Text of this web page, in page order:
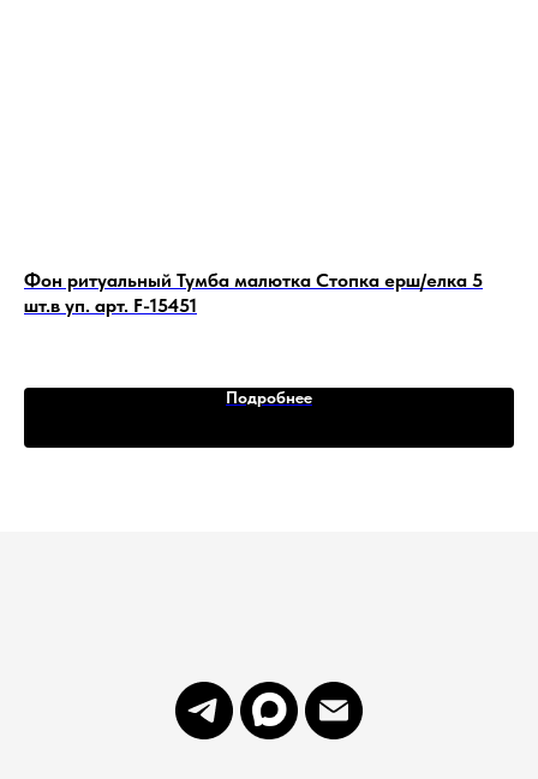
Фон ритуальный Тумба малютка Стопка ерш/елка 5
шт.в уп. арт. F-15451
Подробнее